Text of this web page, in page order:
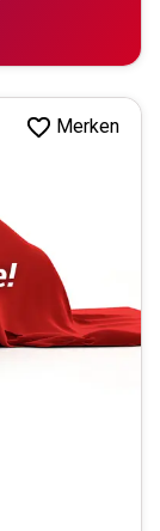
Merken